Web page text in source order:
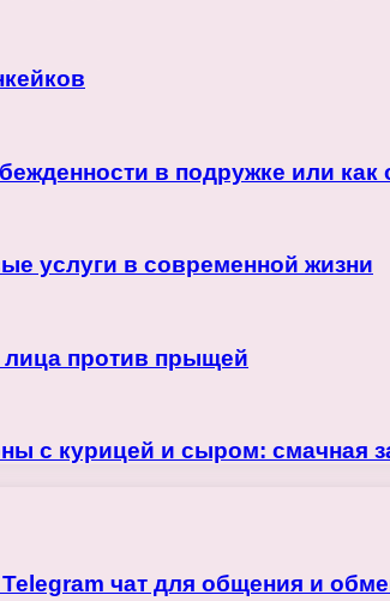
в подружке или
услуги в современной жизни
лица против прыщей
с курицей и сыром: смачная
чат для общения и